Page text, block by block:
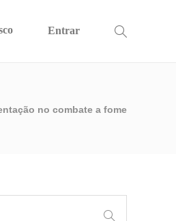
Entrar
no combate a fome